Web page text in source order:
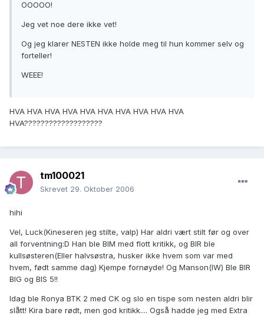
OOOOO!
Jeg vet noe dere ikke vet!
Og jeg klarer NESTEN ikke holde meg til hun kommer selv og
forteller!
WEEE!
HVA HVA HVA HVA HVA HVA HVA HVA HVA HVA
HVA???????????????????
tm100021
Skrevet 29. Oktober 2006
hihi
Vel, Luck(Kineseren jeg stilte, valp) Har aldri vært stilt før og over
all forventning:D Han ble BIM med flott kritikk, og BIR ble
kullsøsteren(Eller halvsøstra, husker ikke hvem som var med
hvem, født samme dag) Kjempe fornøyde! Og Manson(IW) Ble BIR
BIG og BIS 5!!
Idag ble Ronya BTK 2 med CK og slo en tispe som nesten aldri blir
slått! Kira bare rødt, men god kritikk.... Også hadde jeg med Extra